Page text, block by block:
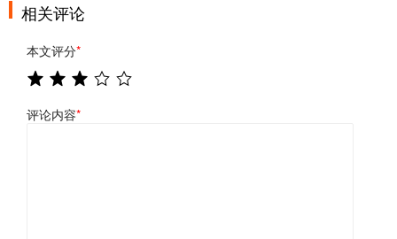
相关评论
本文评分*
评论内容*